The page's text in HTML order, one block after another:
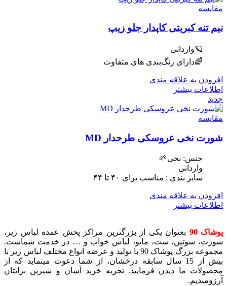
مقایسه
نیم تنه کبریتی کاپدار جلو زیپ
🪐وارداتی
🌈دارای رنگ‌بندی های متفاوت
افزودن به علاقه مندی
اطلاعات بیشتر
جدید
مقایسه
شورت نخی عروسکی طرحدار MD
جنس: نخی🌱
وارداتی
سایز بندی : مناسب برای ۴٠ تا ۴۴
افزودن به علاقه مندی
اطلاعات بیشتر
پوشاک 90
بعنوان یکی از بزرگترین مراکز پخش عمده لباس زیر،
شورت، سوتین، ست، مایو، لباس خواب و … در خدمت شماست.
مجموعه بزرگ پوشاک 90 با تولید و عرضه انواع مختلف لباس زیر با
بیش از 15 سال سابقه درخشان، از شما دعوت مینماید که از
محصولات ما دیدن فرمایید. تجربه خرید آسان و شیرین برایتان
آرزومندیم.